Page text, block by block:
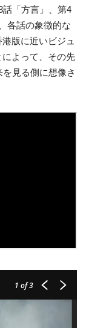
話「方言」、第4
各話の象徴的な
版に近いビジュ
よって、その先
見る側に想像さ
1 of 3